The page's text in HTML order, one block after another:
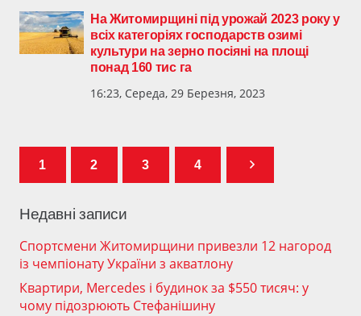
На Житомирщині під урожай 2023 року у
всіх категоріях господарств озимі
культури на зерно посіяні на площі
понад 160 тис га
16:23, Середа, 29 Березня, 2023
1 2 3 4
Недавні записи
Спортсмени Житомирщини привезли 12 нагород
із чемпіонату України з акватлону
Квартири, Mercedes і будинок за $550 тисяч: у
чому підозрюють Стефанішину